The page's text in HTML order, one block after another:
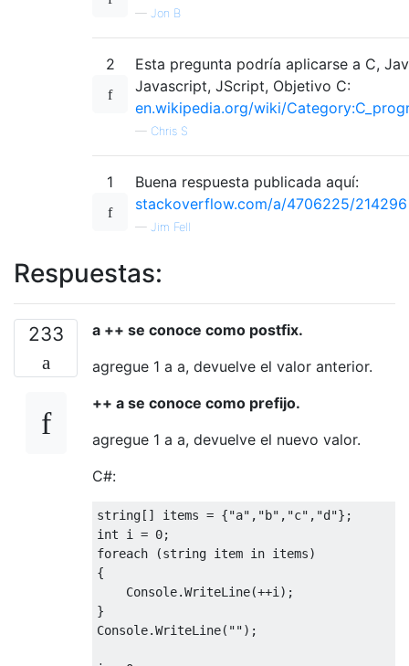
— Jon B
2
Esta pregunta podría aplicarse a C,
Javascript, JScript, Objetivo C:
en.wikipedia.org/wiki/
— Chris S
1
Buena respuesta publicada aquí:
stackoverflow.com/a/4706225/214296
— Jim Fell
Respuestas:
233
a ++ se conoce como postfix.
agregue 1 a a, devuelve el valor anterior.
++ a se conoce como prefijo.
agregue 1 a a, devuelve el nuevo valor.
C#:
string[] items = {"a","b","c","d"};
int i = 0;
foreach (string item in items)
{
    Console.WriteLine(++i);
}
Console.WriteLine("");